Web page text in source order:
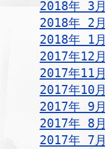
2018年 3月
2018年 2月
2018年 1月
2017年12月
2017年11月
2017年10月
2017年 9月
2017年 8月
2017年 7月